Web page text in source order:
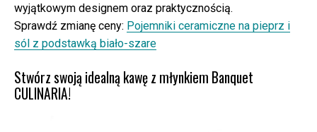
wyjątkowym designem oraz praktycznością.
Sprawdź zmianę ceny: Pojemniki ceramiczne na pieprz i
sól z podstawką biało-szare
Stwórz swoją idealną kawę z młynkiem Banquet
CULINARIA!